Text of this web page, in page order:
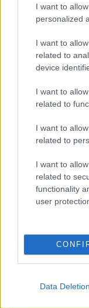
I want to
personalized
I want to
related to
device
I want to
related to
I want to
related to
I want to
related to
functionality
user
Data Deletion
ΑΣΕΠ: 138